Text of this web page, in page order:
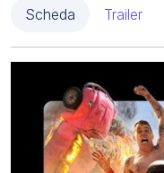
Scheda Trailer